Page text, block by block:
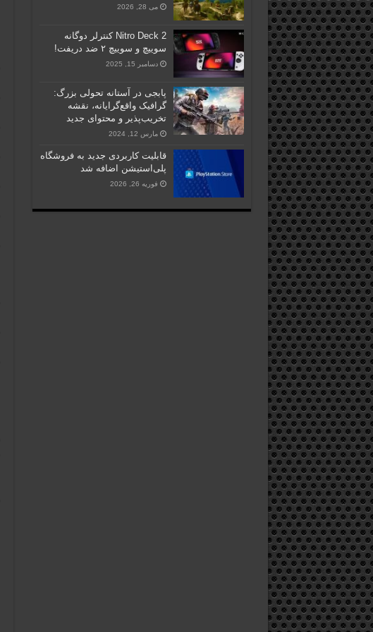
می 28, 2026
Nitro Deck 2 کنترلر دوگانه
سوییچ و سوییچ ۲ ضد دریفت!
دسامبر 15, 2025
پابجی در آستانه تحولی بزرگ:
گرافیک واقع‌گرایانه، نقشه
تخریب‌پذیر و محتوای جدید
مارس 12, 2024
قابلیت کاربردی جدید به فروشگاه
پلی‌استیشن اضافه شد
فوریه 26, 2026